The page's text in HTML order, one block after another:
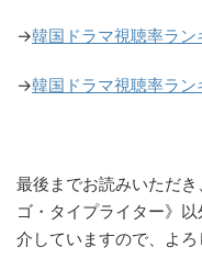
→韓国ドラマ視聴率ラ
→韓国ドラマ視聴率ラ
最後までお読みいただ
ゴ・タイプライター》
介していますので、よろ